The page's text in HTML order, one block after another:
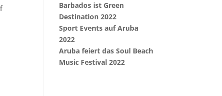
Barbados ist Green
Destination 2022
Sport Events auf Aruba
2022
Aruba feiert das Soul Beach
Music Festival 2022